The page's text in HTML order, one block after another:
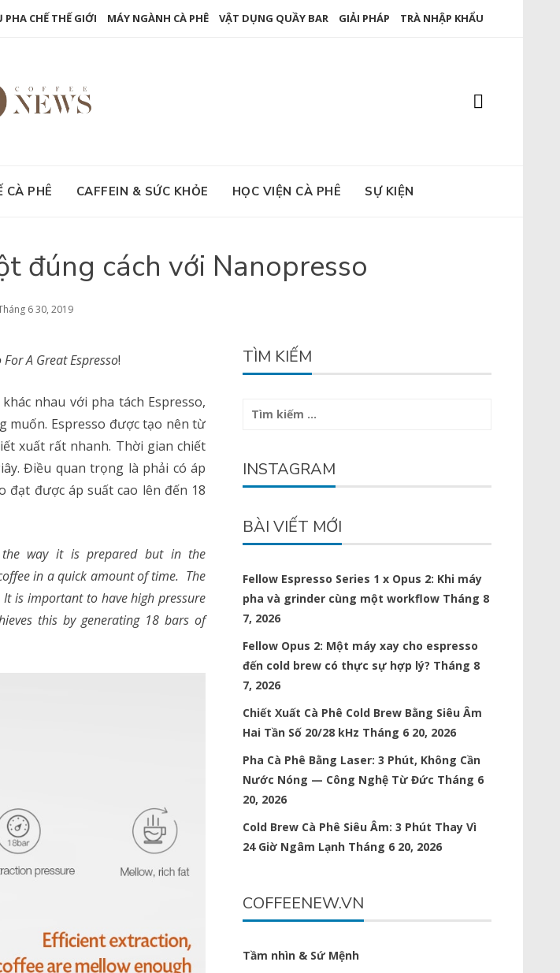
PHA CHẾ THẾ GIỚI MÁY NGÀNH CÀ PHÊ VẬT DỤNG QUẦY BAR GIẢI PHÁP TRÀ NHẬP KHẨU
CÀ PHÊ CAFFEIN & SỨC KHỎE HỌC VIỆN CÀ PHÊ SỰ KIỆN
đúng cách với Nanopresso
6 30, 2019
A Great Espresso!
nhau với pha tách Espresso,
muốn. Espresso được tạo nên từ
xuất rất nhanh. Thời gian chiết
Điều quan trọng là phải có áp
đạt được áp suất cao lên đến 18
way it is prepared but in the
in a quick amount of time. The
is important to have high pressure
this by generating 18 bars of
TÌM KIẾM
Tìm
INSTAGRAM
BÀI VIẾT MỚI
Fellow Espresso Series 1 x Opus 2: Khi máy
pha và grinder cùng một workflow Tháng 8
7, 2026
Fellow Opus 2: Một máy xay cho espresso
đến cold brew có thực sự hợp lý? Tháng 8
7, 2026
Chiết Xuất Cà Phê Cold Brew Bằng Siêu Âm
Hai Tần Số 20/28 kHz Tháng 6 20, 2026
Pha Cà Phê Bằng Laser: 3 Phút, Không Cần
Nước Nóng — Công Nghệ Từ Đức Tháng 6
20, 2026
Cold Brew Cà Phê Siêu Âm: 3 Phút Thay Vì
24 Giờ Ngâm Lạnh Tháng 6 20, 2026
COFFEENEW.VN
Tầm nhìn & Sứ Mệnh